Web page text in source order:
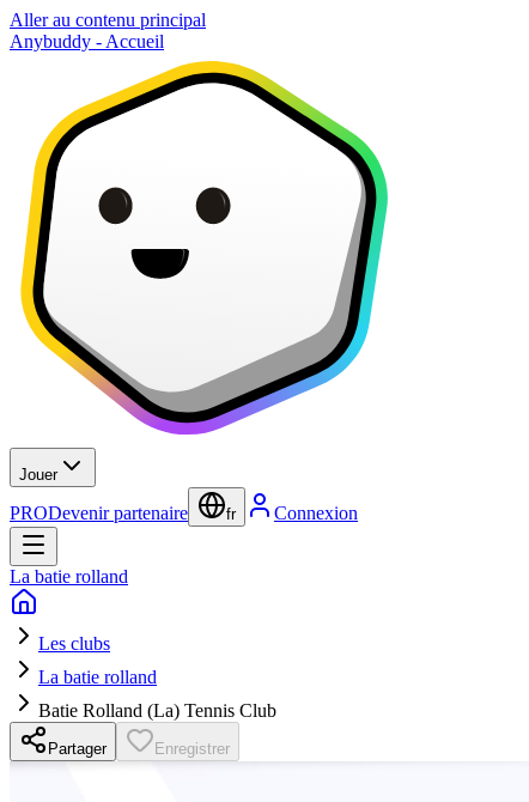
Aller au contenu principal
Anybuddy - Accueil
Jouer
PRODevenir partenaire fr Connexion
La batie rolland
Les clubs
La batie rolland
Batie Rolland (La) Tennis Club
Partager Enregistrer